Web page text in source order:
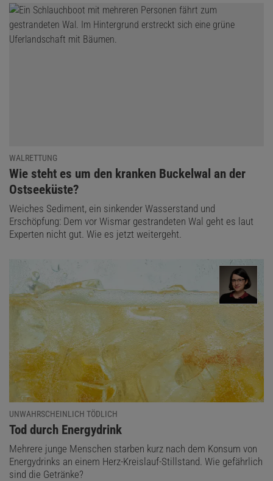
WALRETTUNG
:
Wie steht es um den kranken Buckelwal an der
Ostseeküste?
Weiches Sediment, ein sinkender Wasserstand und
Erschöpfung: Dem vor Wismar gestrandeten Wal geht es laut
Experten nicht gut. Wie es jetzt weitergeht.
UNWAHRSCHEINLICH TÖDLICH
:
Tod durch Energydrink
Mehrere junge Menschen starben kurz nach dem Konsum von
Energydrinks an einem Herz-Kreislauf-Stillstand. Wie gefährlich
sind die Getränke?